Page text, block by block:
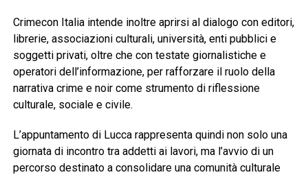
Crimecon Italia intende inoltre aprirsi al dialogo con editori,
librerie, associazioni culturali, università, enti pubblici e
soggetti privati, oltre che con testate giornalistiche e
operatori dell’informazione, per rafforzare il ruolo della
narrativa crime e noir come strumento di riflessione
culturale, sociale e civile.
L’appuntamento di Lucca rappresenta quindi non solo una
giornata di incontro tra addetti ai lavori, ma l’avvio di un
percorso destinato a consolidare una comunità culturale